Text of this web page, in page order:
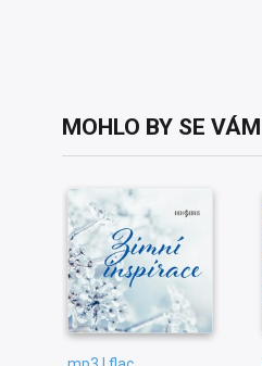
MOHLO BY SE